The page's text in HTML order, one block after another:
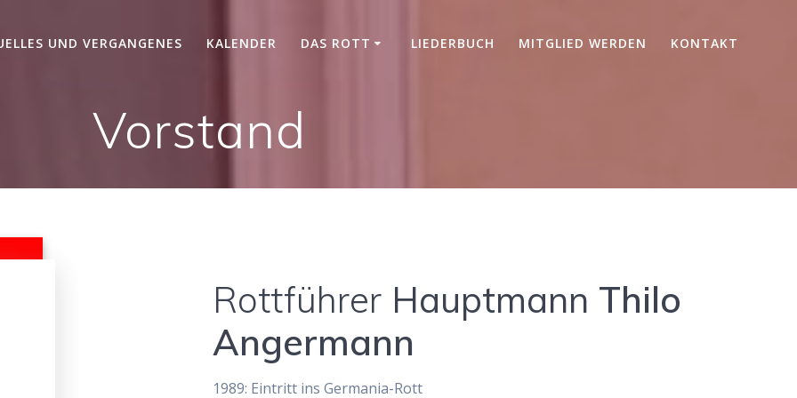
UND VERGANGENES KALENDER DAS ROTT LIEDERBUCH MITGLIED WERDEN KONTAKT
Vorstand
Rottführer Hauptmann Thilo
Angermann
1989: Eintritt ins Germania-Rott